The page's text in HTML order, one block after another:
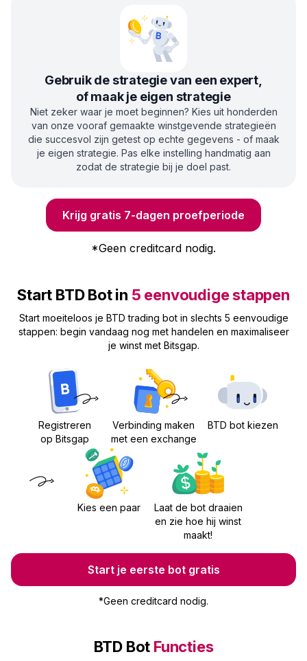
Gebruik de strategie van een expert,
of maak je eigen strategie
Niet zeker waar je moet beginnen? Kies uit honderden
van onze vooraf gemaakte winstgevende strategieën
die succesvol zijn getest op echte gegevens - of maak
je eigen strategie. Pas elke instelling handmatig aan
zodat de strategie bij je doel past.
Krijg gratis 7-dagen proefperiode
*Geen creditcard nodig.
Start BTD Bot in 5 eenvoudige stappen
Start moeiteloos je BTD trading bot in slechts 5 eenvoudige
stappen: begin vandaag nog met handelen en maximaliseer
je winst met Bitsgap.
Registreren
op Bitsgap
Verbinding maken
met een exchange
BTD bot kiezen
Kies een paar
Laat de bot draaien
en zie hoe hij winst
maakt!
Start je eerste bot gratis
*Geen creditcard nodig.
BTD Bot Functies